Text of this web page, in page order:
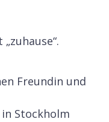
Freundin und
Stockholm